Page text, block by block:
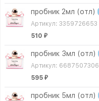
пробник 2мл (отл)
Артикул: 3359726653
510 ₽
пробник 3мл (отл)
Артикул: 6687507306
595 ₽
пробник 5мл (отл)